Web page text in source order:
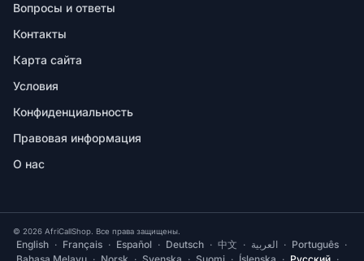
Вопросы и ответы
Контакты
Карта сайта
Условия
Конфиденциальность
Правовая информация
О нас
© 2026 AfriCallShop. Все права защищены.
English · Français · Español · Deutsch · 中文 · العربية · Português ·